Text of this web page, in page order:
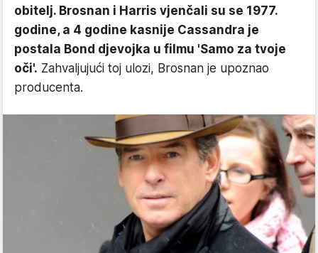
obitelj. Brosnan i Harris vjenčali su se 1977.
godine, a 4 godine kasnije Cassandra je
postala Bond djevojka u filmu 'Samo za tvoje
oči'. Zahvaljujući toj ulozi, Brosnan je upoznao
producenta.